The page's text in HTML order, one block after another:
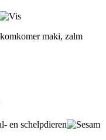
maki, zalm